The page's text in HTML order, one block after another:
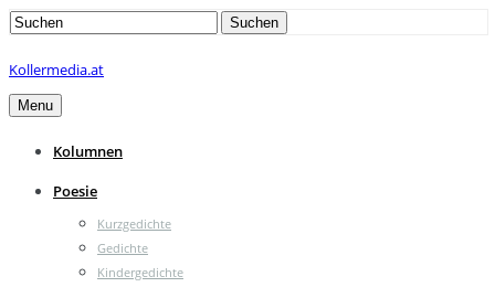
Search
Suchen
Kollermedia.at
Menu
Kolumnen
Poesie
Kurzgedichte
Gedichte
Kindergedichte